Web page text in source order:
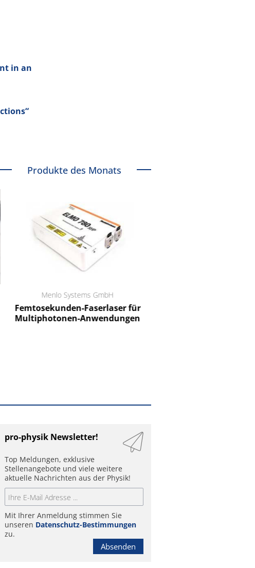
in an
Produkte des Monats
Menlo Systems GmbH
Femtosekunden-Faserlaser für
Multiphotonen-Anwendungen
pro-physik Newsletter!
Top Meldungen, exklusive
Stellenangebote und viele weitere
aktuelle Nachrichten aus der Physik!
Mit Ihrer Anmeldung stimmen Sie
unseren Datenschutz-Bestimmungen
zu.
Absenden